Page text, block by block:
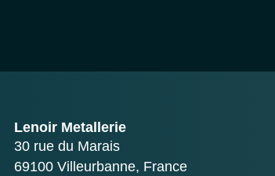
Lenoir Metallerie
30 rue du Marais
69100 Villeurbanne, France